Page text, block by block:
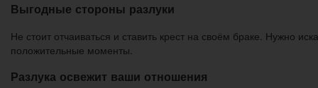
Выгодные стороны разлуки
Не стоит отчаиваться и ставить крест на своём браке. Нужно
положительные моменты.
Разлука освежит ваши отношения